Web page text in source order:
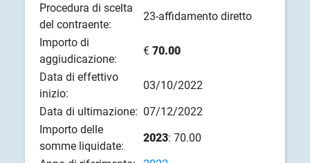
Procedura di scelta
del contraente:
23-affidamento diretto
Importo di
aggiudicazione:
€ 70.00
Data di effettivo
inizio:
03/10/2022
Data di ultimazione: 07/12/2022
Importo delle
somme liquidate:
2023: 70.00